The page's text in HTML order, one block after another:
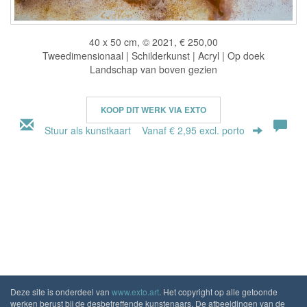
40 x 50 cm, © 2021, € 250,00
Tweedimensionaal | Schilderkunst | Acryl | Op doek
Landschap van boven gezien
KOOP DIT WERK VIA EXTO
Stuur als kunstkaart Vanaf € 2,95 excl. porto
Deze site is onderdeel van www.exto.art. Het copyright op alle getoonde
werken berust bij de desbetreffende kunstenaars. De afbeeldingen van de